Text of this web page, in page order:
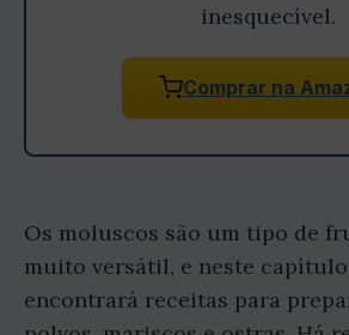
inesquecível.
Comprar na
Os moluscos são um tipo de
muito versátil, e neste
encontrará receitas para